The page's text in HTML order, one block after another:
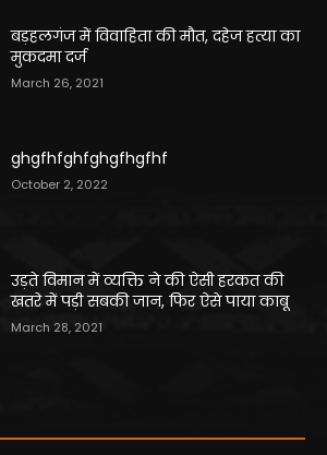
बड़हलगंज में विवाहिता की मौत, दहेज हत्या का
मुकदमा दर्ज
March 26, 2021
ghgfhfghfghgfhgfhf
October 2, 2022
उड़ते विमान में व्यक्ति ने की ऐसी हरकत की
खतरे में पड़ी सबकी जान, फिर ऐसे पाया काबू
March 28, 2021